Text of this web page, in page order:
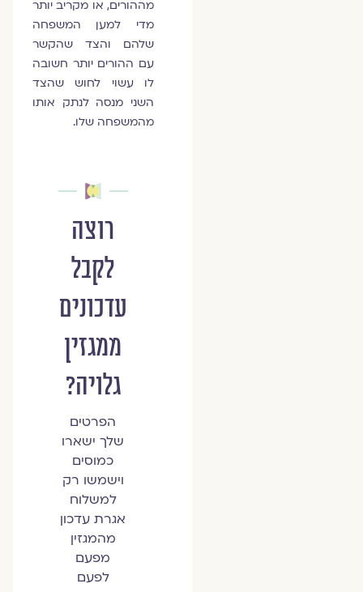
מההורים, או מקריב יותר
מדי למען המשפחה
שלהם והצד שהקשר
עם ההורים יותר חשובה
לו עשוי לחוש שהצד
השני מנסה לנתק אותו
מהמשפחה שלו.
רוצה
לקבל
עדכונים
ממגזין
גלויה?
הפרטים
שלך ישארו
כמוסים
וישמשו רק
למשלוח
אגרת עדכון
מהמגזין
מפעם
לפעם